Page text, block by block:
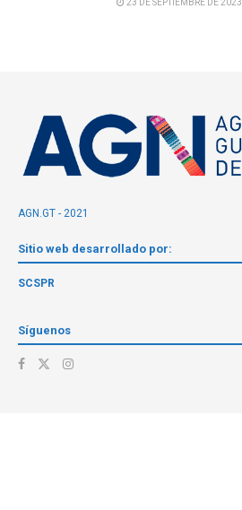
AGN.GT - 2021
Sitio web desarrollado por:
SCSPR
Síguenos